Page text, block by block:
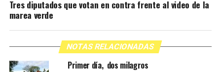
Tres diputados que votan en contra frente al video de la
marea verde
NOTAS RELACIONADAS
Primer día, dos milagros